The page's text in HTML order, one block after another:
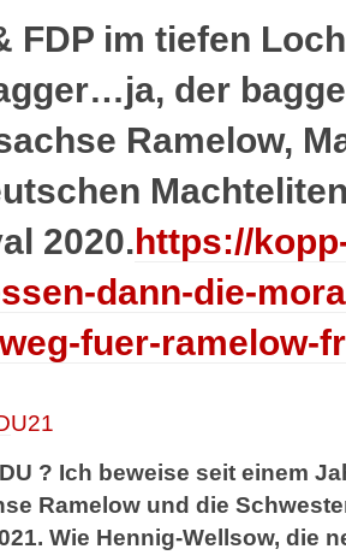
FDP im tiefen
der
Ramelow,
2020. https://
dann-die-
fuer-ramelow-
? Ich beweise seit einem
Ramelow und die
Wie Hennig-Wellsow, die